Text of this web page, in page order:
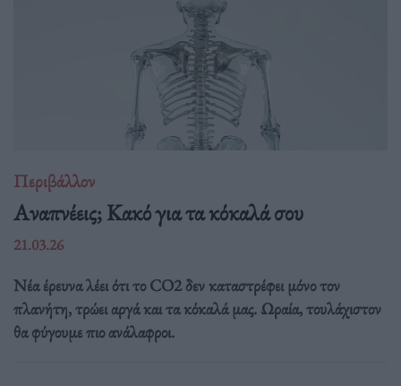
Περιβάλλον
Αναπνέεις; Κακό για τα κόκαλά σου
21.03.26
Νέα έρευνα λέει ότι το CO2 δεν καταστρέφει μόνο τον
πλανήτη, τρώει αργά και τα κόκαλά μας. Ωραία, τουλάχιστον
θα φύγουμε πιο ανάλαφροι.